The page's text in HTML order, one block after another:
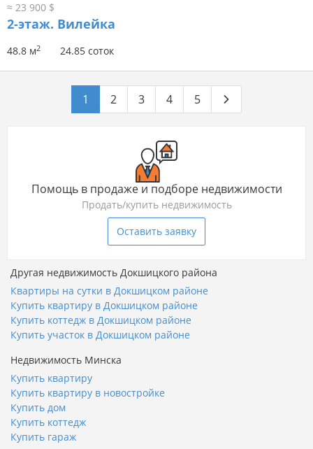
≈ 23 900 $
2-этаж. Вилейка
48.8 м2 24.85 соток
1 2 3 4 5
Помощь в продаже и подборе недвижимости
Продать/купить недвижимость
Оставить заявку
Другая недвижимость Докшицкого района
Квартиры на сутки в Докшицком районе
Купить квартиру в Докшицком районе
Купить коттедж в Докшицком районе
Купить участок в Докшицком районе
Недвижимость Минска
Купить квартиру
Купить квартиру в новостройке
Купить дом
Купить коттедж
Купить гараж